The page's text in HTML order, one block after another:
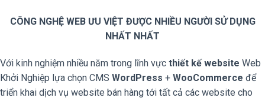
CÔNG NGHỆ WEB ƯU VIỆT ĐƯỢC NHIỀU NGƯỜI SỬ DỤNG
NHẤT NHẤT
Với kinh nghiệm nhiều năm trong lĩnh vực thiết kế website Web
Khởi Nghiệp lựa chọn CMS WordPress + WooCommerce để
triển khai dịch vụ website bán hàng tới tất cả các website cho